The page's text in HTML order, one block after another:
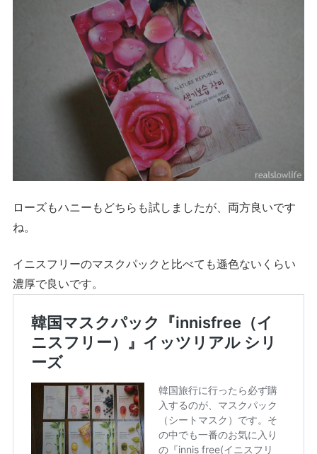
ローズもハニーもどちらも試しましたが、両方良いです
ね。
イニスフリーのマスクパックと比べても遜色ないくらい
濃厚で良いです。